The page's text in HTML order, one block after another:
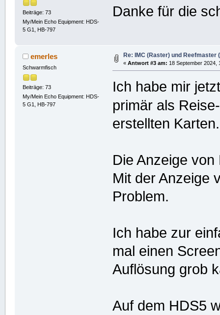
Beiträge: 73
My/Mein Echo Equipment: HDS-
5 G1, HB-797
Danke für die
emerles
Schwarmfisch
Beiträge: 73
My/Mein Echo Equipment: HDS-
5 G1, HB-797
Re: IMC (Raster) und Reefmaster
« Antwort #3 am: 18 September 2024,
Ich habe mir
primär als Reise-
erstellten Karten.
Die Anzeige
Mit der Anzeige
Problem.
Ich habe zur
mal einen
Auflösung grob
Auf dem HDS5